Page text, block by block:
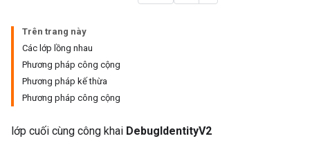
Trên trang này
Các lớp lồng nhau
Phương pháp công cộng
Phương pháp kế thừa
Phương pháp công cộng
lớp cuối cùng công khai DebugIdentityV2